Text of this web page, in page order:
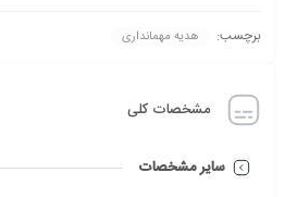
برچسب: هدیه مهمانداری
مشخصات کلی
سایر مشخصات